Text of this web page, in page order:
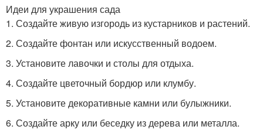
Идеи для украшения сада
1. Создайте живую изгородь из кустарников и растений.
2. Создайте фонтан или искусственный водоем.
3. Установите лавочки и столы для отдыха.
4. Создайте цветочный бордюр или клумбу.
5. Установите декоративные камни или булыжники.
6. Создайте арку или беседку из дерева или металла.